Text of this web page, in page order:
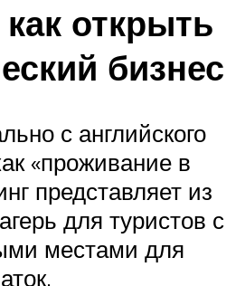
открыть
бизнес
с английского
«проживание в
представляет из
для туристов с
местами для